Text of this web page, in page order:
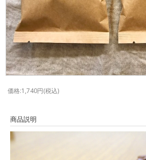
価格:1,740円(税込)
商品説明